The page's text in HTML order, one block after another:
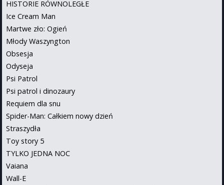
HISTORIE RÓWNOLEGŁE
Ice Cream Man
Martwe zło: Ogień
Młody Waszyngton
Obsesja
Odyseja
Psi Patrol
Psi patrol i dinozaury
Requiem dla snu
Spider-Man: Całkiem nowy dzień
Straszydła
Toy story 5
TYLKO JEDNA NOC
Vaiana
Wall-E